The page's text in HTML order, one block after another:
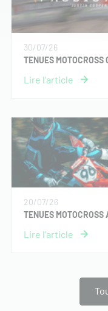
30/07/26
TENUES MOTOCROSS
20/07/26
TENUES MOTOCROSS